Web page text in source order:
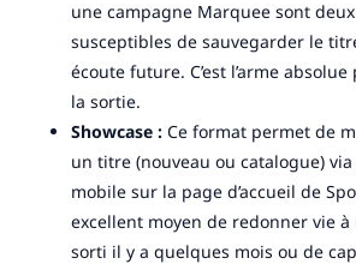
une campagne Marquee sont
susceptibles de sauvegarder le
écoute future. C’est l’arme
la sortie.
Showcase :Ce format permet de
un titre (nouveau ou catalogue)
mobile sur la page d’accueil de
excellent moyen de redonner vie à
sorti il y a quelques mois ou de